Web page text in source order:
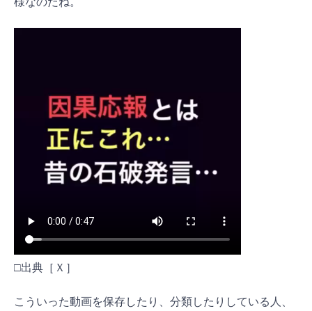
□出典［Ｘ］
こういった動画を保存したり、分類したりしている人、